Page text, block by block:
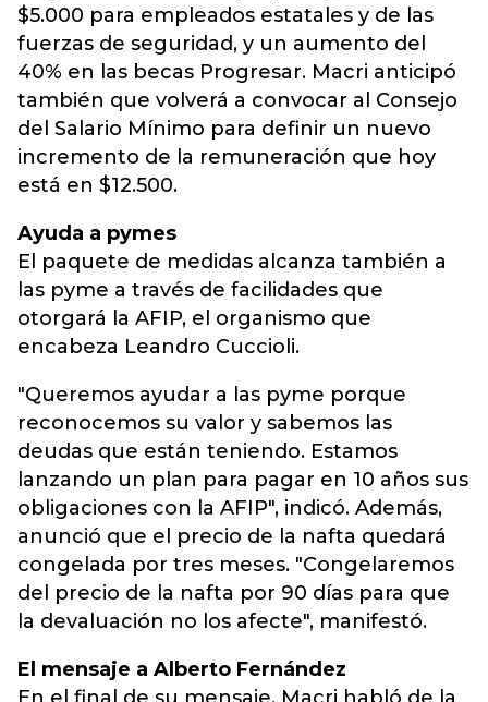
$5.000 para empleados estatales y de las
fuerzas de seguridad, y un aumento del
40% en las becas Progresar. Macri anticipó
también que volverá a convocar al Consejo
del Salario Mínimo para definir un nuevo
incremento de la remuneración que hoy
está en $12.500.
Ayuda a pymes
El paquete de medidas alcanza también a
las pyme a través de facilidades que
otorgará la AFIP, el organismo que
encabeza Leandro Cuccioli.
"Queremos ayudar a las pyme porque
reconocemos su valor y sabemos las
deudas que están teniendo. Estamos
lanzando un plan para pagar en 10 años sus
obligaciones con la AFIP", indicó. Además,
anunció que el precio de la nafta quedará
congelada por tres meses. "Congelaremos
del precio de la nafta por 90 días para que
la devaluación no los afecte", manifestó.
El mensaje a Alberto Fernández